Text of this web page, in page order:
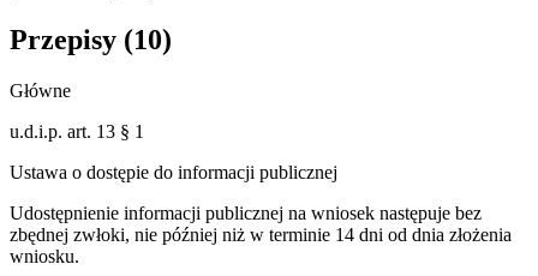
Przepisy (10)
Główne
u.d.i.p. art. 13 § 1
Ustawa o dostępie do informacji publicznej
Udostępnienie informacji publicznej na wniosek następuje bez
zbędnej zwłoki, nie później niż w terminie 14 dni od dnia złożenia
wniosku.